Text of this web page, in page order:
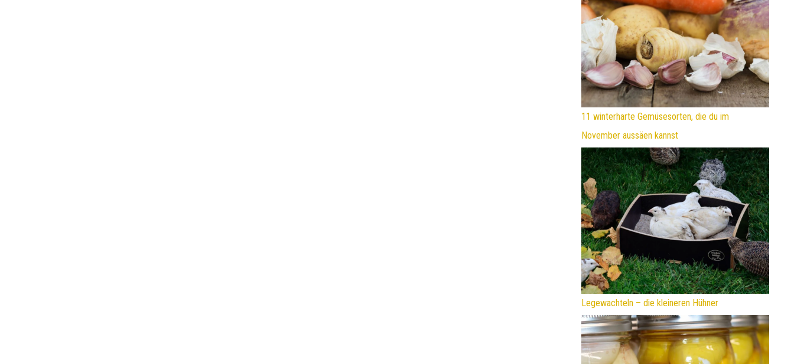
11 winterharte Gemüsesorten, die du im
November aussäen kannst
Legewachteln – die kleineren Hühner